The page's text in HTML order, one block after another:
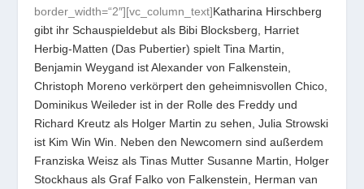
border_width=“2″][vc_column_text]Katharina Hirschberg
gibt ihr Schauspieldebut als Bibi Blocksberg, Harriet
Herbig-Matten (Das Pubertier) spielt Tina Martin,
Benjamin Weygand ist Alexander von Falkenstein,
Christoph Moreno verkörpert den geheimnisvollen Chico,
Dominikus Weileder ist in der Rolle des Freddy und
Richard Kreutz als Holger Martin zu sehen, Julia Strowski
ist Kim Win Win. Neben den Newcomern sind außerdem
Franziska Weisz als Tinas Mutter Susanne Martin, Holger
Stockhaus als Graf Falko von Falkenstein, Herman van